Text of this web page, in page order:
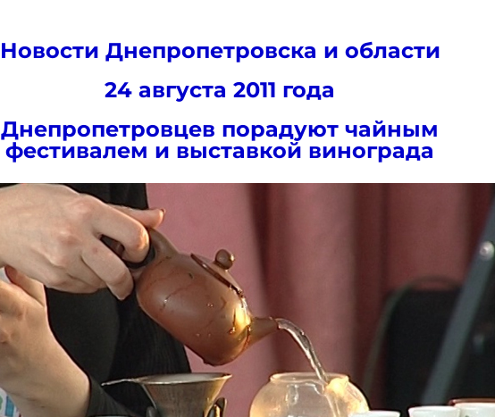
Новости Днепропетровска и области
24 августа 2011 года
Днепропетровцев порадуют чайным
фестивалем и выставкой винограда